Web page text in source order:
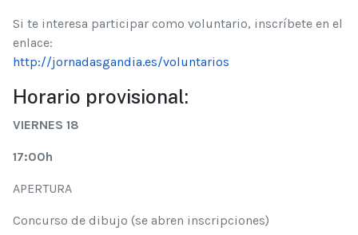
Si te interesa participar como voluntario, inscríbete en el
enlace:
http://jornadasgandia.es/voluntarios
Horario provisional:
VIERNES 18
17:00h
APERTURA
Concurso de dibujo (se abren inscripciones)